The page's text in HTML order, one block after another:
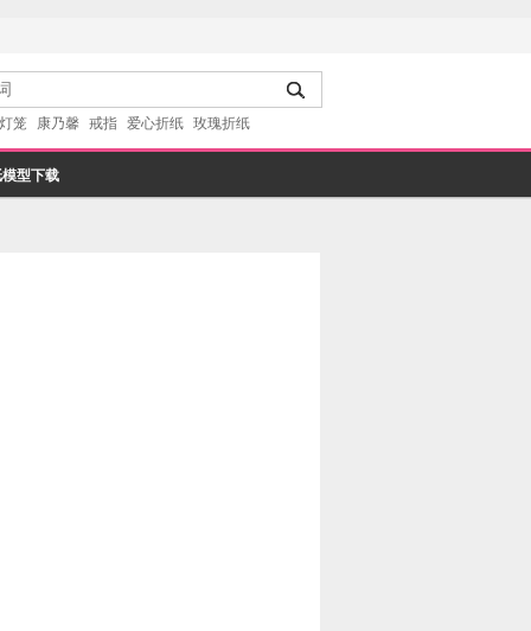
灯笼 康乃馨 戒指 爱心折纸 玫瑰折纸
型下载